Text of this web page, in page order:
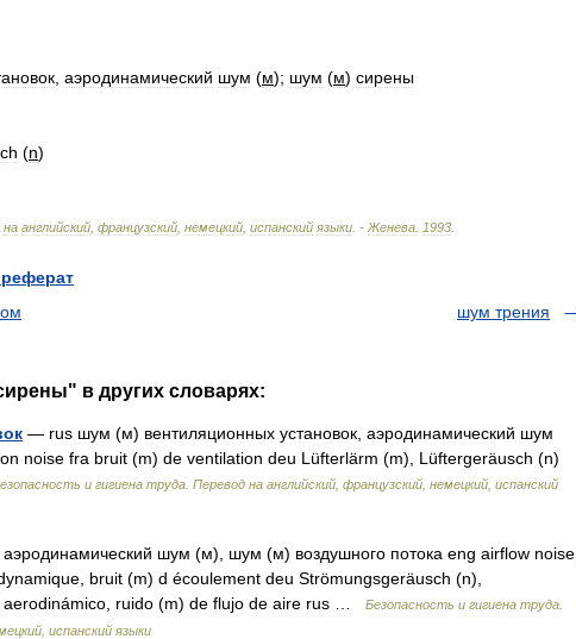
аэродинамический шум (м); шум (м) сирены
(n)
на английский французский немецкий испанский языки . - Женева 1993
шум трения
в других словарях:
— rus шум (м) вентиляционных установок, аэродинамический шум
noise fra bruit (m) de ventilation deu Lüfterlärm (m), Lüftergeräusch (n)
и гигиена труда. Перевод на английский, французский, немецкий, испанский
шум (м), шум (м) воздушного потока eng airflow noise,
bruit (m) d écoulement deu Strömungsgeräusch (n),
ruido (m) de flujo de aire rus …
Безопасность и гигиена труда.
испанский языки